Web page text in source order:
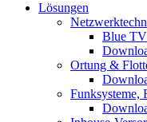
Lösungen
Blue
Ortung &
Funksysteme,